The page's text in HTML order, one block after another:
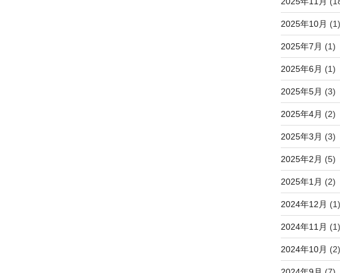
2025年10月 (1)
2025年7月 (1)
2025年6月 (1)
2025年5月 (3)
2025年4月 (2)
2025年3月 (3)
2025年2月 (5)
2025年1月 (2)
2024年12月 (1)
2024年11月 (1)
2024年10月 (2)